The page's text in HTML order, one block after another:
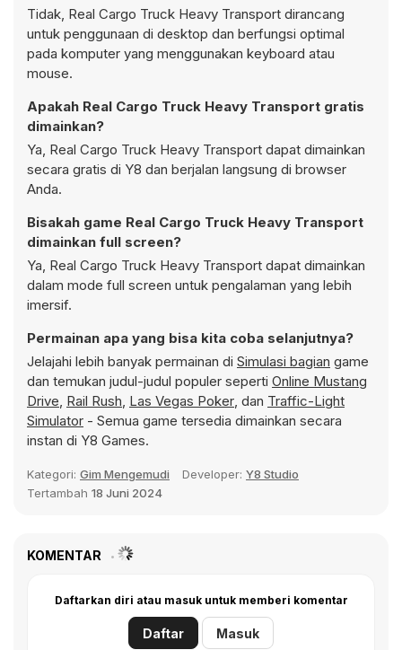
Tidak, Real Cargo Truck Heavy Transport dirancang
untuk penggunaan di desktop dan berfungsi optimal
pada komputer yang menggunakan keyboard atau
mouse.
Apakah Real Cargo Truck Heavy Transport gratis
dimainkan?
Ya, Real Cargo Truck Heavy Transport dapat dimainkan
secara gratis di Y8 dan berjalan langsung di browser
Anda.
Bisakah game Real Cargo Truck Heavy Transport
dimainkan full screen?
Ya, Real Cargo Truck Heavy Transport dapat dimainkan
dalam mode full screen untuk pengalaman yang lebih
imersif.
Permainan apa yang bisa kita coba selanjutnya?
Jelajahi lebih banyak permainan di Simulasi bagian game
dan temukan judul-judul populer seperti Online Mustang
Drive, Rail Rush, Las Vegas Poker, dan Traffic-Light
Simulator - Semua game tersedia dimainkan secara
instan di Y8 Games.
Kategori: Gim Mengemudi Developer: Y8 Studio
Tertambah 18 Juni 2024
KOMENTAR
Daftarkan diri atau masuk untuk memberi komentar
Daftar Masuk